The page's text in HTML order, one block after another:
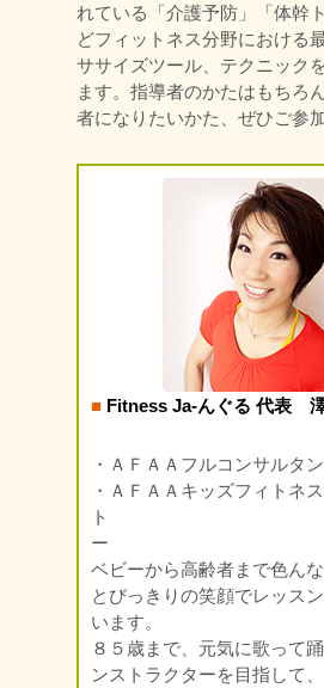
れている「介護予防」「体幹
どフィットネス分野における
ササイズツール、テクニック
ます。指導者のかたはもちろ
者になりたいかた、ぜひご参
■ Fitness Ja-んぐる 代表
・ＡＦＡＡフルコンサルタ
・ＡＦＡＡキッズフィトネ
ト
ー
ベビーから高齢者まで色んな
とびっきりの笑顔でレッス
います。
８５歳まで、元気に歌って
ンストラクターを目指して